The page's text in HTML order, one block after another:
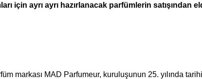
için ayrı ayrı hazırlanacak parfümlerin
markası MAD Parfumeur, kuruluşunun 25. yılında